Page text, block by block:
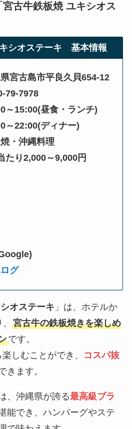
宮古牛鉄板焼 ユキシオス
シオステーキ 基本情報
古島市平良久貝654-12
7978
15:00(昼食・ランチ)
～22:00(ディナー)
・沖縄料理
2,000～9,000円
グ
オステーキ 」は、ホテルか
宮古牛の鉄板焼きを楽しめ
です。
しむことができ、
コスパ抜
きます。
、沖縄県が誇る最高級ブラ
能でき、ハンバーグやステ